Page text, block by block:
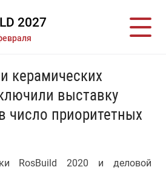
2027
керамических
выставку
число приоритетных
RosBuild 2020 и деловой